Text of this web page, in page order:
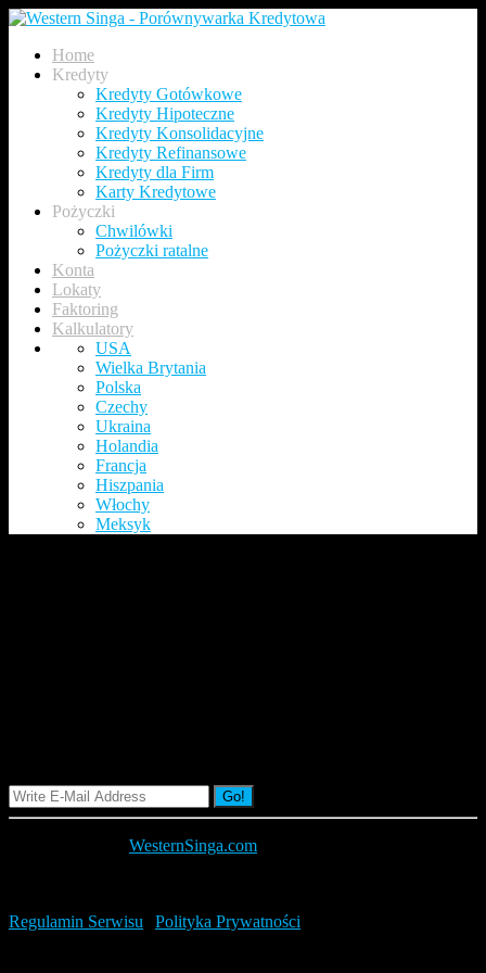
Home
Kredyty
Kredyty Gotówkowe
Kredyty Hipoteczne
Kredyty Konsolidacyjne
Kredyty Refinansowe
Kredyty dla Firm
Karty Kredytowe
Pożyczki
Chwilówki
Pożyczki ratalne
Konta
Lokaty
Faktoring
Kalkulatory
USA
Wielka Brytania
Polska
Czechy
Ukraina
Holandia
Francja
Hiszpania
Włochy
Meksyk
Go!
WesternSinga.com
Regulamin Serwisu
Polityka Prywatności